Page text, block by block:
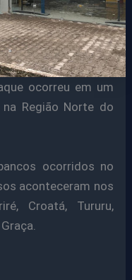
ocorreu em um
Região Norte do
ocorridos no
aconteceram nos
Croatá, Tururu,